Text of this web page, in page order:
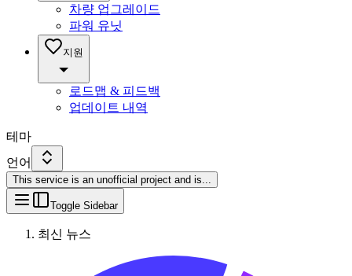
차량 업그레이드
파워 유닛
지원
로드맵 & 피드백
업데이트 내역
테마
언어
This service is an unofficial project and is...
Toggle Sidebar
최신 뉴스